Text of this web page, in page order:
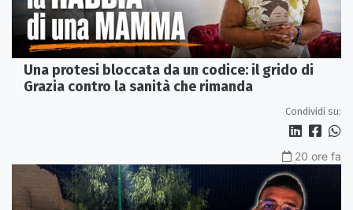
Una protesi bloccata da un codice: il grido di
Grazia contro la sanità che rimanda
Condividi su:
20 ore fa